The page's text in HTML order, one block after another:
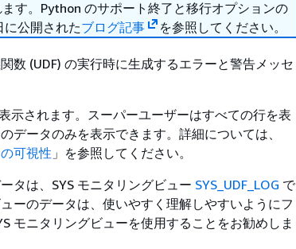
す。Python のサポート終了と移行オプションの
公開されたブログ記事 を参照してください。
数 (UDF) の実行時に生成するエラーと警告メッセ
示されます。スーパーユーザーはすべての行を表
データのみを表示できます。詳細については、
可視性 」を参照してください。
タは、SYS モニタリングビュー SYS_UDF_LOG で
ーのデータは、使いやすく理解しやすいようにフ
モニタリングビューを使用することをお勧めしま